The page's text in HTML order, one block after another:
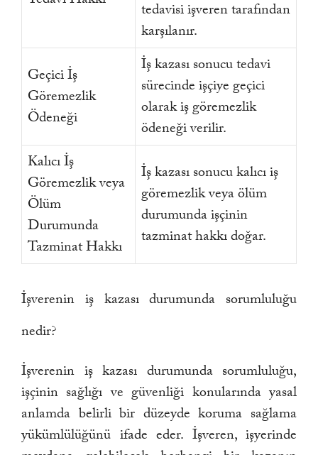
tedavisi işveren tarafından
karşılanır.
Geçici İş
Göremezlik
Ödeneği
İş kazası sonucu tedavi
sürecinde işçiye geçici
olarak iş göremezlik
ödeneği verilir.
Kalıcı İş
Göremezlik veya
Ölüm
Durumunda
Tazminat Hakkı
İş kazası sonucu kalıcı iş
göremezlik veya ölüm
durumunda işçinin
tazminat hakkı doğar.
İşverenin iş kazası durumunda sorumluluğu
nedir?
İşverenin iş kazası durumunda sorumluluğu,
işçinin sağlığı ve güvenliği konularında yasal
anlamda belirli bir düzeyde koruma sağlama
yükümlülüğünü ifade eder. İşveren, işyerinde